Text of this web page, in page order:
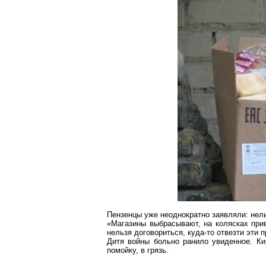
Пензенцы уже неоднократно заявляли:
«Магазины выбрасывают, на колясках
нельзя договориться, куда-то отвезти
Дитя войны больно ранило увиденное.
помойку, в грязь.